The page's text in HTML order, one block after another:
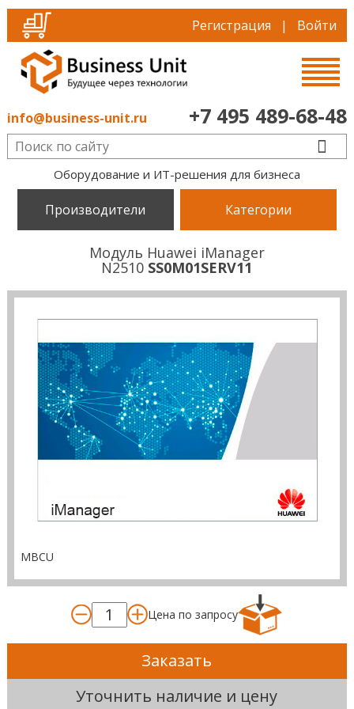
Регистрация | Войти
info@business-unit.ru +7 495 489-68-48
Оборудование и ИТ-решения для бизнеса
Производители Категории
Модуль Huawei iManager
N2510 SS0M01SERV11
MBCU
Цена по запросу
Заказать
Уточнить наличие и цену